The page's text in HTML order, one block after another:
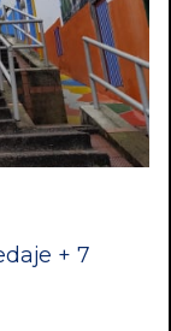
+ 7